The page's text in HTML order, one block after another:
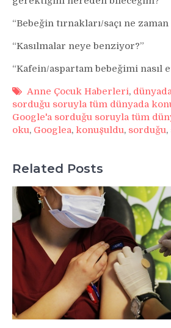
“Bebeğin tırnakları/saçı ne zaman
“Kasılmalar neye benziyor?”
“Kafein/aspartam bebeğimi nasıl
Anne Çocuk Haberleri,
sorduğu soruyla tüm dünyada
Google'a sorduğu soruyla tüm
oku, Googlea, konuşuldu, sorduğu,
Related Posts